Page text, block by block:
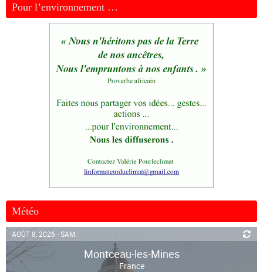
Pour l’environnement …
Météo
AOÛT 8, 2026 - SAM.
Montceau-les-Mines
France